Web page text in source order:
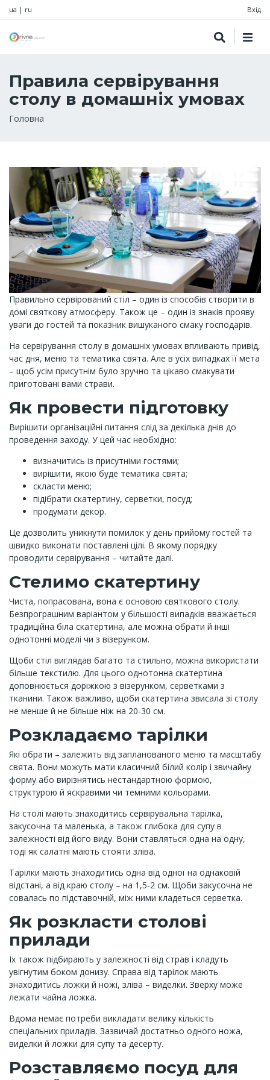
ua | ru Вхід
Правила сервірування
столу в домашніх умовах
Рядок
Головна
Правильно сервірований стіл – один із способів створити в
домі святкову атмосферу. Також це – один із знаків прояву
уваги до гостей та показник вишуканого смаку господарів.
На сервірування столу в домашніх умовах впливають привід,
час дня, меню та тематика свята. Але в усіх випадках її мета
– щоб усім присутнім було зручно та цікаво смакувати
приготовані вами страви.
Як провести підготовку
Вирішити організаційні питання слід за декілька днів до
проведення заходу. У цей час необхідно:
визначитись із присутніми гостями;
вирішити, якою буде тематика свята;
скласти меню;
підібрати скатертину, серветки, посуд;
продумати декор.
Це дозволить уникнути помилок у день прийому гостей та
швидко виконати поставлені цілі. В якому порядку
проводити сервірування – читайте далі.
Стелимо скатертину
Чиста, попрасована, вона є основою святкового столу.
Безпрограшним варіантом у більшості випадків вважається
традиційна біла скатертина, але можна обрати й інші
однотонні моделі чи з візерунком.
Щоби стіл виглядав багато та стильно, можна використати
більше текстилю. Для цього однотонна скатертина
доповнюється доріжкою з візерунком, серветками з
тканини. Також важливо, щоби скатертина звисала зі столу
не менше й не більше ніж на 20-30 см.
Розкладаємо тарілки
Які обрати – залежить від запланованого меню та масштабу
свята. Вони можуть мати класичний білий колір і звичайну
форму або вирізнятись нестандартною формою,
структурою й яскравими чи темними кольорами.
На столі мають знаходитись сервірувальна тарілка,
закусочна та маленька, а також глибока для супу в
залежності від його виду. Вони ставляться одна на одну,
тоді як салатні мають стояти зліва.
Тарілки мають знаходитись одна від одної на однаковій
відстані, а від краю столу – на 1,5-2 см. Щоби закусочна не
совалась по підставочній, між ними кладеться серветка.
Як розкласти столові
прилади
Їх також підбирають у залежності від страв і кладуть
увігнутим боком донизу. Справа від тарілок мають
знаходитись ложки й ножі, зліва – виделки. Зверху може
лежати чайна ложка.
Вдома немає потреби викладати велику кількість
спеціальних приладів. Зазвичай достатньо одного ножа,
виделки й ложки для супу та десерту.
Розставляємо посуд для